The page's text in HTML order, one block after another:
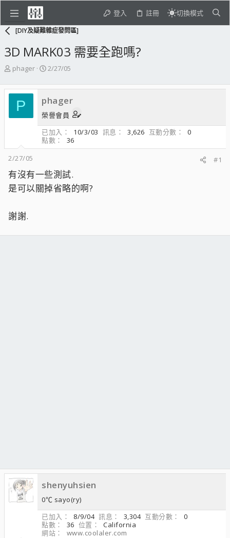
登入 註冊 切換模式
[DIY及疑難雜症發問區]
3D MARK03 需要全跑嗎?
主
發
起
人
phager
開
日
期
2/27/05
P phager
榮譽會員
已加入
10/3/03 訊息 3,626 互動分數
0
點數
36
2/27/05
#1
有沒有一些測試.
是可以關掉省略的啊?
謝謝.
shenyuhsien
0℃ sayo(ry)
已加入
8/9/04 訊息 3,304 互動分數
0
點數
36 位置
California
網站
www.coolaler.com